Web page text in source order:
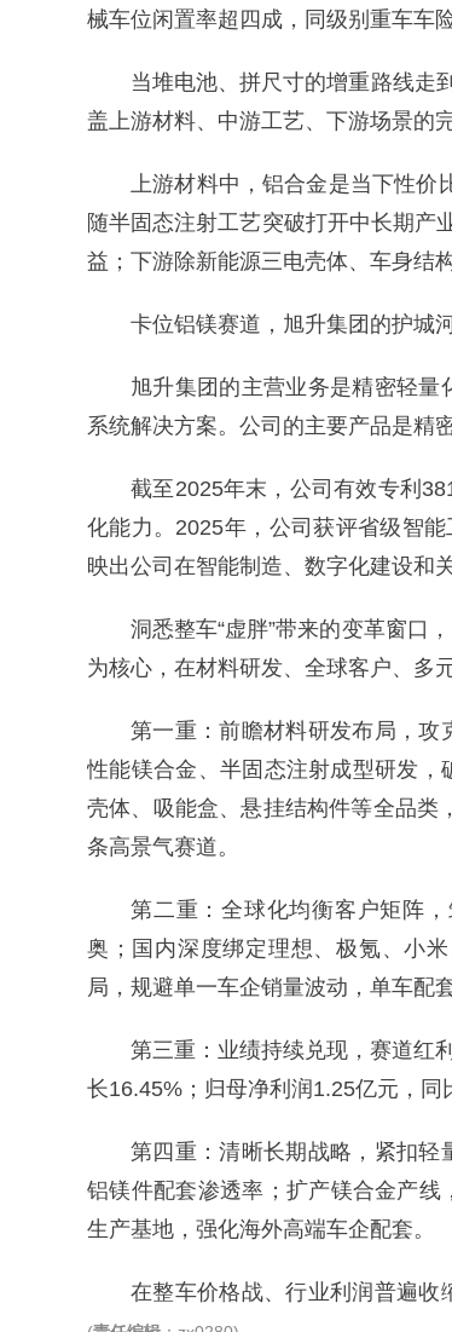
械车位闲置率超四成，同级别重车车
当堆电池、拼尺寸的增重路线走
盖上游材料、中游工艺、下游场景的
上游材料中，铝合金是当下性价
随半固态注射工艺突破打开中长期产
益；下游除新能源三电壳体、车身结
卡位铝镁赛道，旭升集团的护城
旭升集团的主营业务是精密轻
系统解决方案。公司的主要产品是精
截至2025年末，公司有效专利
化能力。2025年，公司获评省级智
映出公司在智能制造、数字化建设和
洞悉整车“虚胖”带来的变革窗口
为核心，在材料研发、全球客户、多
第一重：前瞻材料研发布局，攻
性能镁合金、半固态注射成型研发
壳体、吸能盒、悬挂结构件等全品类
条高景气赛道。
第二重：全球化均衡客户矩阵
奥；国内深度绑定理想、极氪、小
局，规避单一车企销量波动，单车配
第三重：业绩持续兑现，赛道红
长16.45%；归母净利润1.25亿元，同
第四重：清晰长期战略，紧扣轻
铝镁件配套渗透率；扩产镁合金产
生产基地，强化海外高端车企配套。
在整车价格战、行业利润普遍收